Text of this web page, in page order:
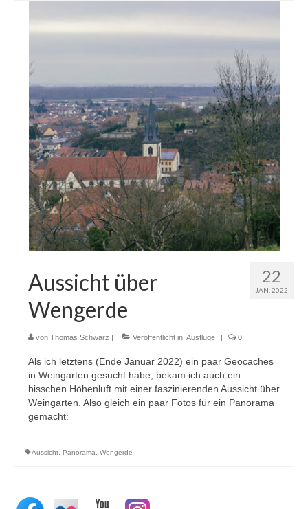
22
JAN. 2022
Aussicht über
Wengerde
von Thomas Schwarz | Veröffentlicht in: Ausflüge | 0
Als ich letztens (Ende Januar 2022) ein paar Geocaches
in Weingarten gesucht habe, bekam ich auch ein
bisschen Höhenluft mit einer faszinierenden Aussicht über
Weingarten. Also gleich ein paar Fotos für ein Panorama
gemacht:
Aussicht Panorama Wengerde